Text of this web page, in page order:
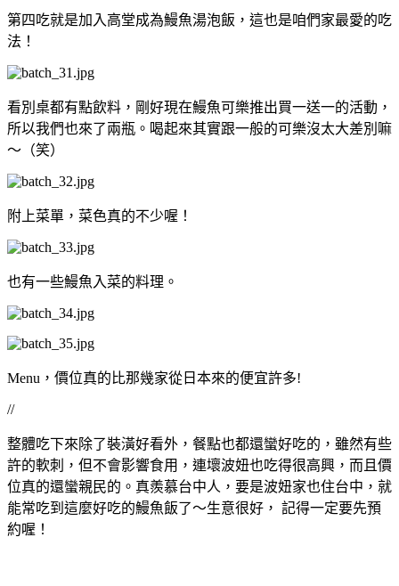
第四吃就是加入高堂成為鰻魚湯泡飯，這也是咱們家最愛的吃
法！
看別桌都有點飲料，剛好現在鰻魚可樂推出買一送一的活動，
所以我們也來了兩瓶。喝起來其實跟一般的可樂沒太大差別嘛
～（笑）
附上菜單，菜色真的不少喔！
也有一些鰻魚入菜的料理。
Menu，價位真的比那幾家從日本來的便宜許多!
//
整體吃下來除了裝潢好看外，餐點也都還蠻好吃的，雖然有些
許的軟刺，但不會影響食用，連壞波妞也吃得很高興，而且價
位真的還蠻親民的。真羨慕台中人，要是波妞家也住台中，就
能常吃到這麼好吃的鰻魚飯了～生意很好， 記得一定要先預
約喔！